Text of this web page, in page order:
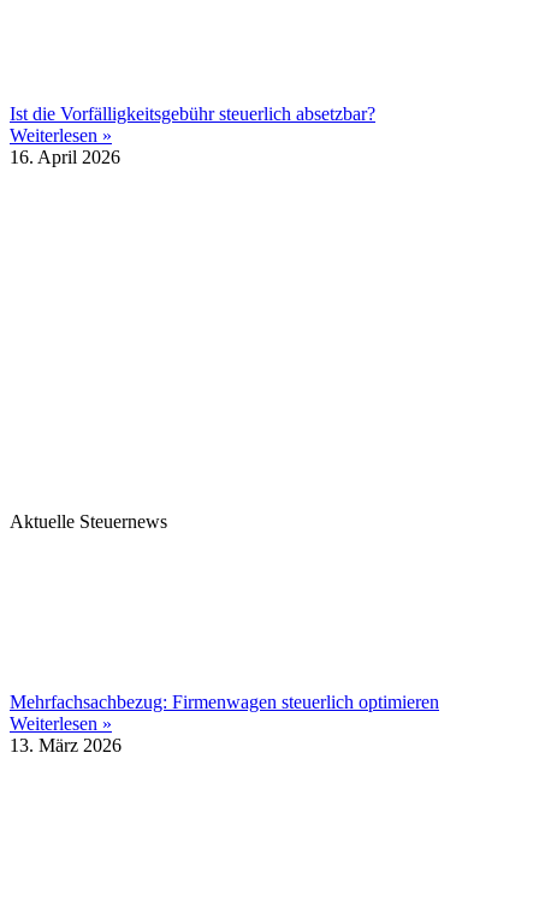
Ist die Vorfälligkeitsgebühr steuerlich absetzbar?
Weiterlesen »
16. April 2026
Aktuelle Steuernews
Mehrfachsachbezug: Firmenwagen steuerlich optimieren
Weiterlesen »
13. März 2026